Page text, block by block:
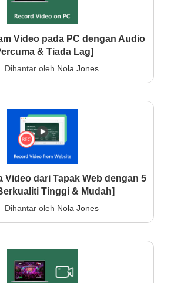
Video pada PC dengan Audio
& Tiada Lag]
Dihantar oleh Nola Jones
Video dari Tapak Web dengan 5
Tinggi & Mudah]
Dihantar oleh Nola Jones